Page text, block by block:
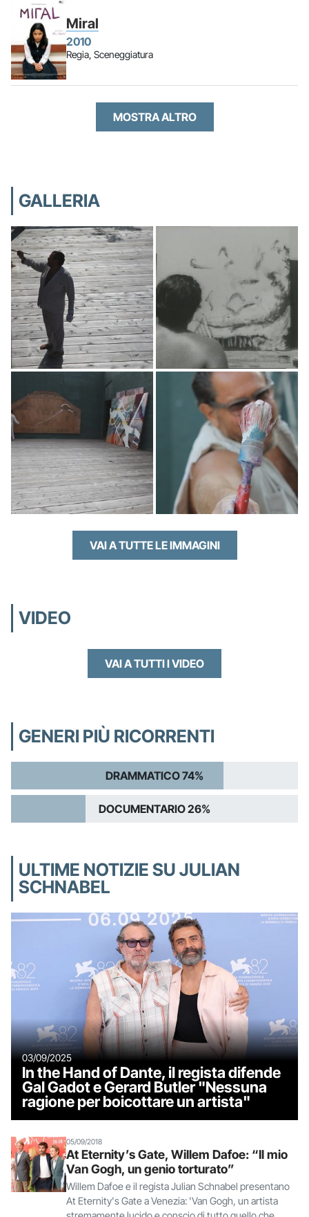
Miral
2010
Regia, Sceneggiatura
MOSTRA ALTRO
GALLERIA
VAI A TUTTE LE IMMAGINI
VIDEO
VAI A TUTTI I VIDEO
GENERI PIÙ RICORRENTI
DRAMMATICO 74%
DOCUMENTARIO 26%
ULTIME NOTIZIE SU JULIAN
SCHNABEL
03/09/2025
In the Hand of Dante, il regista difende
Gal Gadot e Gerard Butler "Nessuna
ragione per boicottare un artista"
05/09/2018
At Eternity’s Gate, Willem Dafoe: “Il mio
Van Gogh, un genio torturato”
Willem Dafoe e il regista Julian Schnabel presentano
At Eternity's Gate a Venezia: 'Van Gogh, un artista